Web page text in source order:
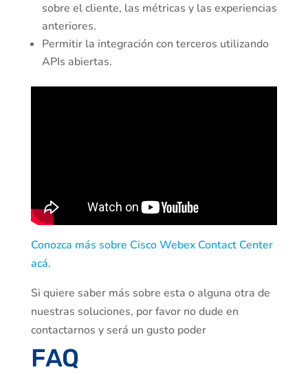
sobre el cliente, las métricas y las experiencias
anteriores.
Permitir la integración con terceros utilizando
APIs abiertas.
Conozca más sobre Cisco Webex Contact Center
acá.
Si quiere saber más sobre esta o alguna otra de
nuestras soluciones, por favor no dude en
contactarnos y será un gusto poder
FAQ